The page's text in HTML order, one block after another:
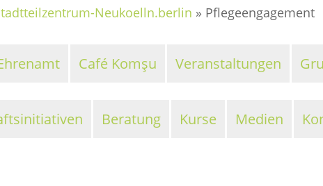
Neukoelln.berlin » Pflegeengagement
Café Komşu Veranstaltungen
Beratung Kurse Medien